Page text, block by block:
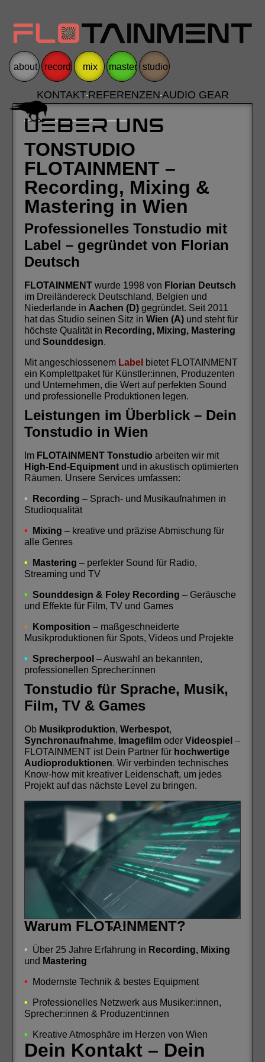
about record mix master studio
KONTAKTREFERENZENAUDIO GEAR
UEBER UNS
TONSTUDIO
FLOTAINMENT –
Recording, Mixing &
Mastering in Wien
Professionelles Tonstudio mit
Label – gegründet von Florian
Deutsch
FLOTAINMENT wurde 1998 von Florian Deutsch
im Dreiländereck Deutschland, Belgien und
Niederlande in Aachen (D) gegründet. Seit 2011
hat das Studio seinen Sitz in Wien (A) und steht für
höchste Qualität in Recording, Mixing, Mastering
und Sounddesign.
Mit angeschlossenem Label bietet FLOTAINMENT
ein Komplettpaket für Künstler:innen, Produzenten
und Unternehmen, die Wert auf perfekten Sound
und professionelle Produktionen legen.
Leistungen im Überblick – Dein
Tonstudio in Wien
Im FLOTAINMENT Tonstudio arbeiten wir mit
High-End-Equipment und in akustisch optimierten
Räumen. Unsere Services umfassen:
• Recording – Sprach- und Musikaufnahmen in
Studioqualität
• Mixing – kreative und präzise Abmischung für
alle Genres
• Mastering – perfekter Sound für Radio,
Streaming und TV
• Sounddesign & Foley Recording – Geräusche
und Effekte für Film, TV und Games
• Komposition – maßgeschneiderte
Musikproduktionen für Spots, Videos und Projekte
• Sprecherpool – Auswahl an bekannten,
professionellen Sprecher:innen
Tonstudio für Sprache, Musik,
Film, TV & Games
Ob Musikproduktion, Werbespot,
Synchronaufnahme, Imagefilm oder Videospiel –
FLOTAINMENT ist Dein Partner für hochwertige
Audioproduktionen. Wir verbinden technisches
Know-how mit kreativer Leidenschaft, um jedes
Projekt auf das nächste Level zu bringen.
Warum FLOTAINMENT?
• Über 25 Jahre Erfahrung in Recording, Mixing
und Mastering
• Modernste Technik & bestes Equipment
•
Professionelles Netzwerk aus Musiker:innen,
Sprecher:innen & Produzent:innen
• Kreative Atmosphäre im Herzen von Wien
Dein Kontakt – Dein